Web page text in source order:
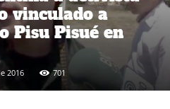
vinculado a
Pisu Pisué en
2016 701